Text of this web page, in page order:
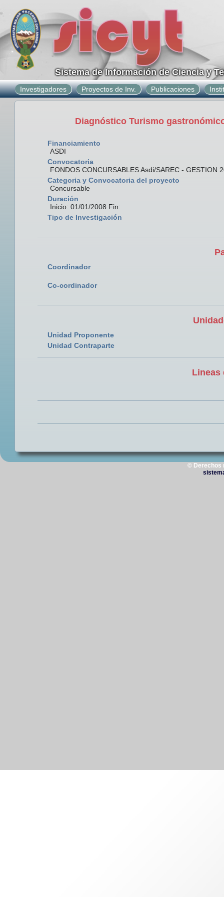
Sistema de Información de Ciencia y
Investigadores Proyectos de Inv. Publicaciones
Diagnóstico Turismo
Financiamiento
ASDI
Convocatoria
FONDOS CONCURSABLES Asdi/SAREC - GESTION
Categoria y Convocatoria del proyecto
Concursable
Duración
Inicio: 01/01/2008 Fin:
Tipo de Investigación
Coordinador
Co-cordinador
Unidad Proponente
Unidad Contraparte
Lineas
© Derechos